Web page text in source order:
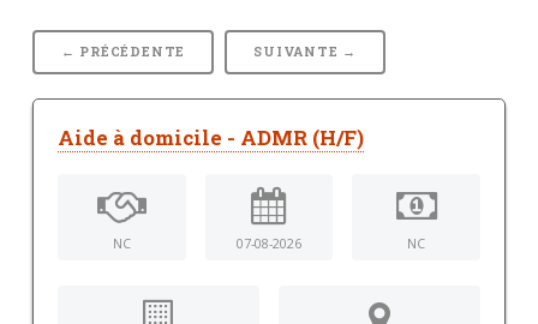
← PRÉCÉDENTE SUIVANTE →
Aide à domicile - ADMR (H/F)
NC 07-08-2026 NC